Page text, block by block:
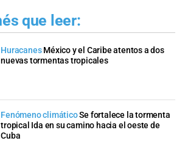
que leer:
HuracanesMéxico y el Caribe atentos a dos
nuevas tormentas tropicales
Fenómeno climáticoSe fortalece la tormenta
tropical Ida en su camino hacia el oeste de
Cuba